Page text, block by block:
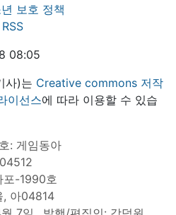
보호 정책
RSS
08:05
사)는 Creative commons 저작
이선스에 따라 이용할 수 있습
: 게임동아
포-1990호
, 아04814